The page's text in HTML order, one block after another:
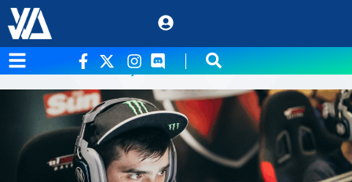
Étiquette :
eSport – Shox et NBK à la tête d’une une
dream-team française sur CS:GO?